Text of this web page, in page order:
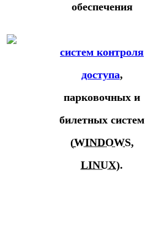
обеспечения
систем контроля
доступа,
парковочных и
билетных систем
(WINDOWS,
LINUX).